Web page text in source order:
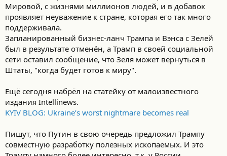
Мировой, с жизнями миллионов людей, и в добавок
проявляет неуважение к стране, которая его так много
поддерживала.
Запланированный бизнес-ланч Трампа и Вэнса с Зелей
был в результате отменён, а Трамп в своей социальной
сети оставил сообщение, что Зеля может вернуться в
Штаты, "когда будет готов к миру".
Ещё сегодня набрёл на статейку от малоизвестного
издания Intellinews.
KYIV BLOG: Ukraine’s worst nightmare becomes real
Пишут, что Путин в свою очередь предложил Трампу
совместную разработку полезных ископаемых. И это